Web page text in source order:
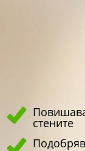
стените